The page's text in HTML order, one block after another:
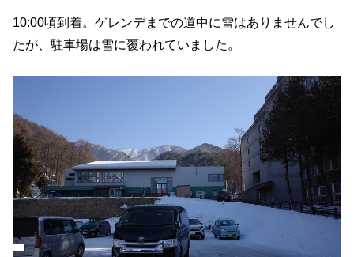
10:00頃到着。ゲレンデまでの道中に雪はありませんでし
たが、駐車場は雪に覆われていました。